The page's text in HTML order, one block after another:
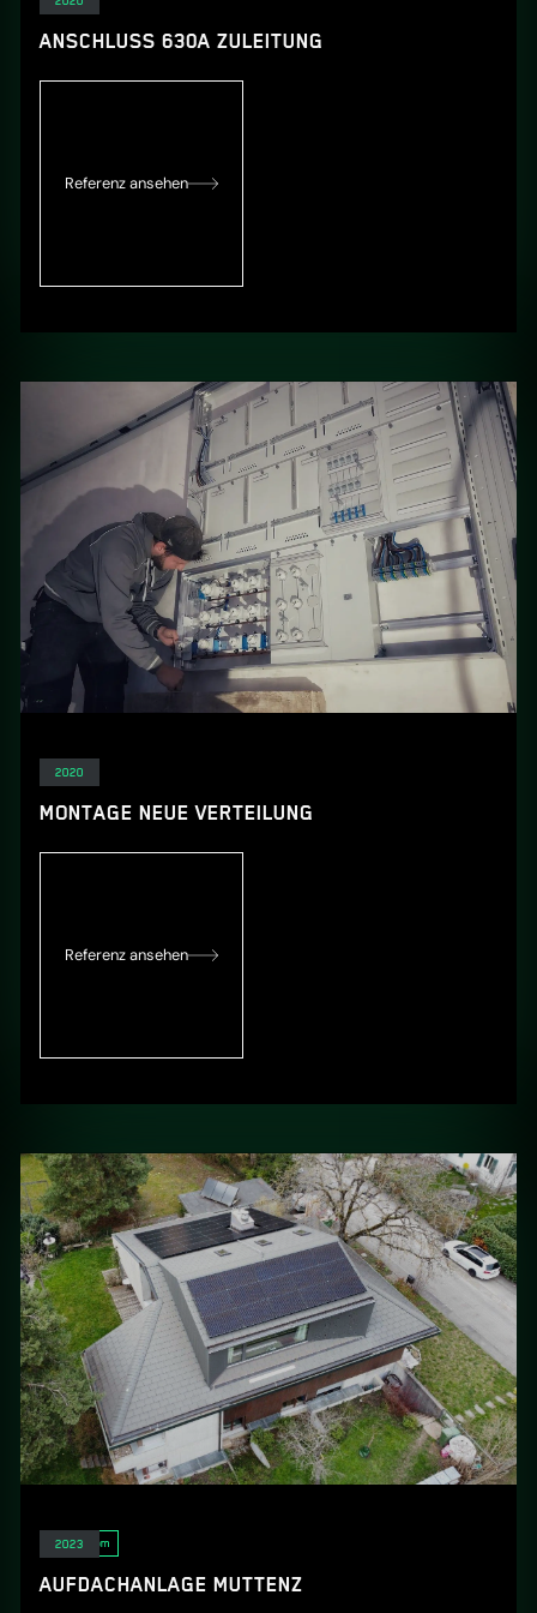
ANSCHLUSS 630A ZULEITUNG
Referenz ansehen
Elektro
MONTAGE NEUE VERTEILUNG
Referenz ansehen
2020
Solarstrom
AUFDACHANLAGE MUTTENZ
2023